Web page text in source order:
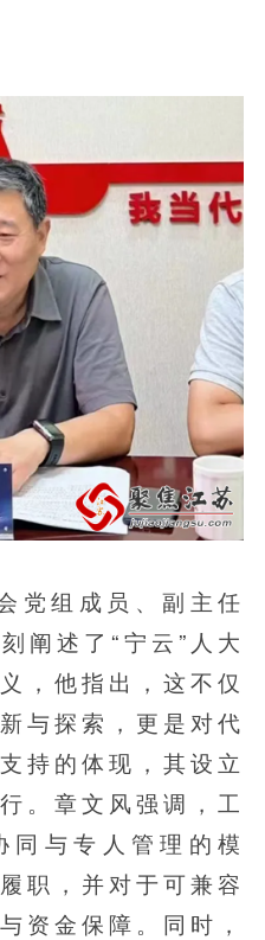
党组成员、副主任
阐述了“宁云”人大
，他指出，这不仅
与探索，更是对代
持的体现，其设立
。章文风强调，工
同与专人管理的模
职，并对于可兼容
资金保障。同时，